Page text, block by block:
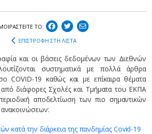
ΤΟ:
ΕΠΙΣΤΡΟΦΗ ΣΤΗ ΛΙΣΤΑ
και οι βάσεις δεδομένων των Διεθνών
συστηματικά με πολλά άρθρα
COVID-19 καθώς και με επίκαιρα θέματα
από διάφορες Σχολές και Τμήματα του ΕΚΠΑ
αποδελτίωση των πιο σημαντικών
κατά την διάρκεια της πανδημίας Covid-19